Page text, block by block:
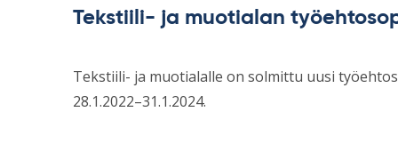
Tekstiili- ja muotialan
Tekstiili- ja muotialalle on solmittu uusi
28.1.2022–31.­1.2024.